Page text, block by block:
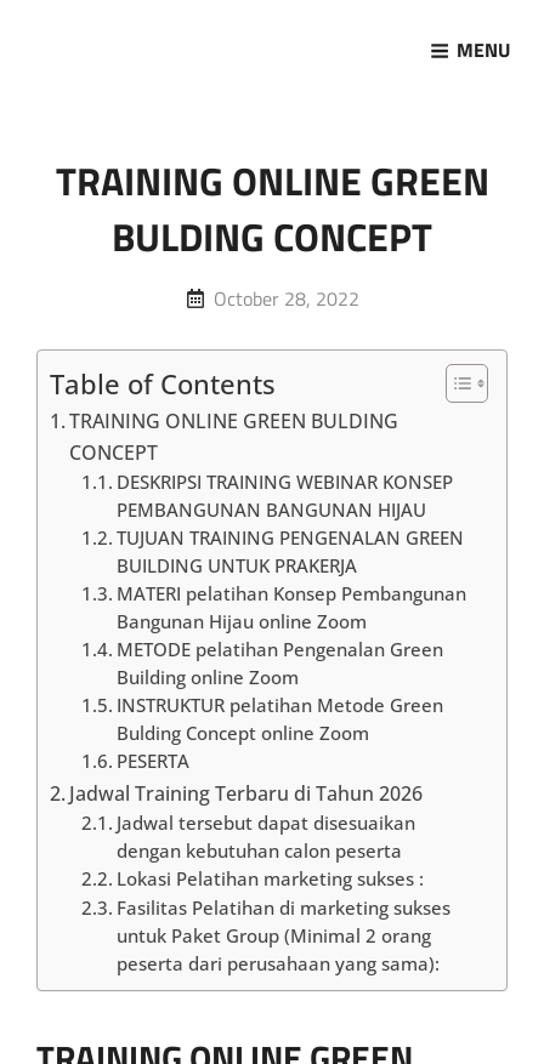
MENU
TRAINING ONLINE GREEN
BULDING CONCEPT
Posted
October 28, 2022
Table of Contents
TRAINING ONLINE GREEN BULDING
CONCEPT
DESKRIPSI TRAINING WEBINAR KONSEP
PEMBANGUNAN BANGUNAN HIJAU
TUJUAN TRAINING PENGENALAN GREEN
BUILDING UNTUK PRAKERJA
MATERI pelatihan Konsep Pembangunan
Bangunan Hijau online Zoom
METODE pelatihan Pengenalan Green
Building online Zoom
INSTRUKTUR pelatihan Metode Green
Bulding Concept online Zoom
PESERTA
Jadwal Training Terbaru di Tahun 2026
Jadwal tersebut dapat disesuaikan
dengan kebutuhan calon peserta
Lokasi Pelatihan marketing sukses :
Fasilitas Pelatihan di marketing sukses
untuk Paket Group (Minimal 2 orang
peserta dari perusahaan yang sama):